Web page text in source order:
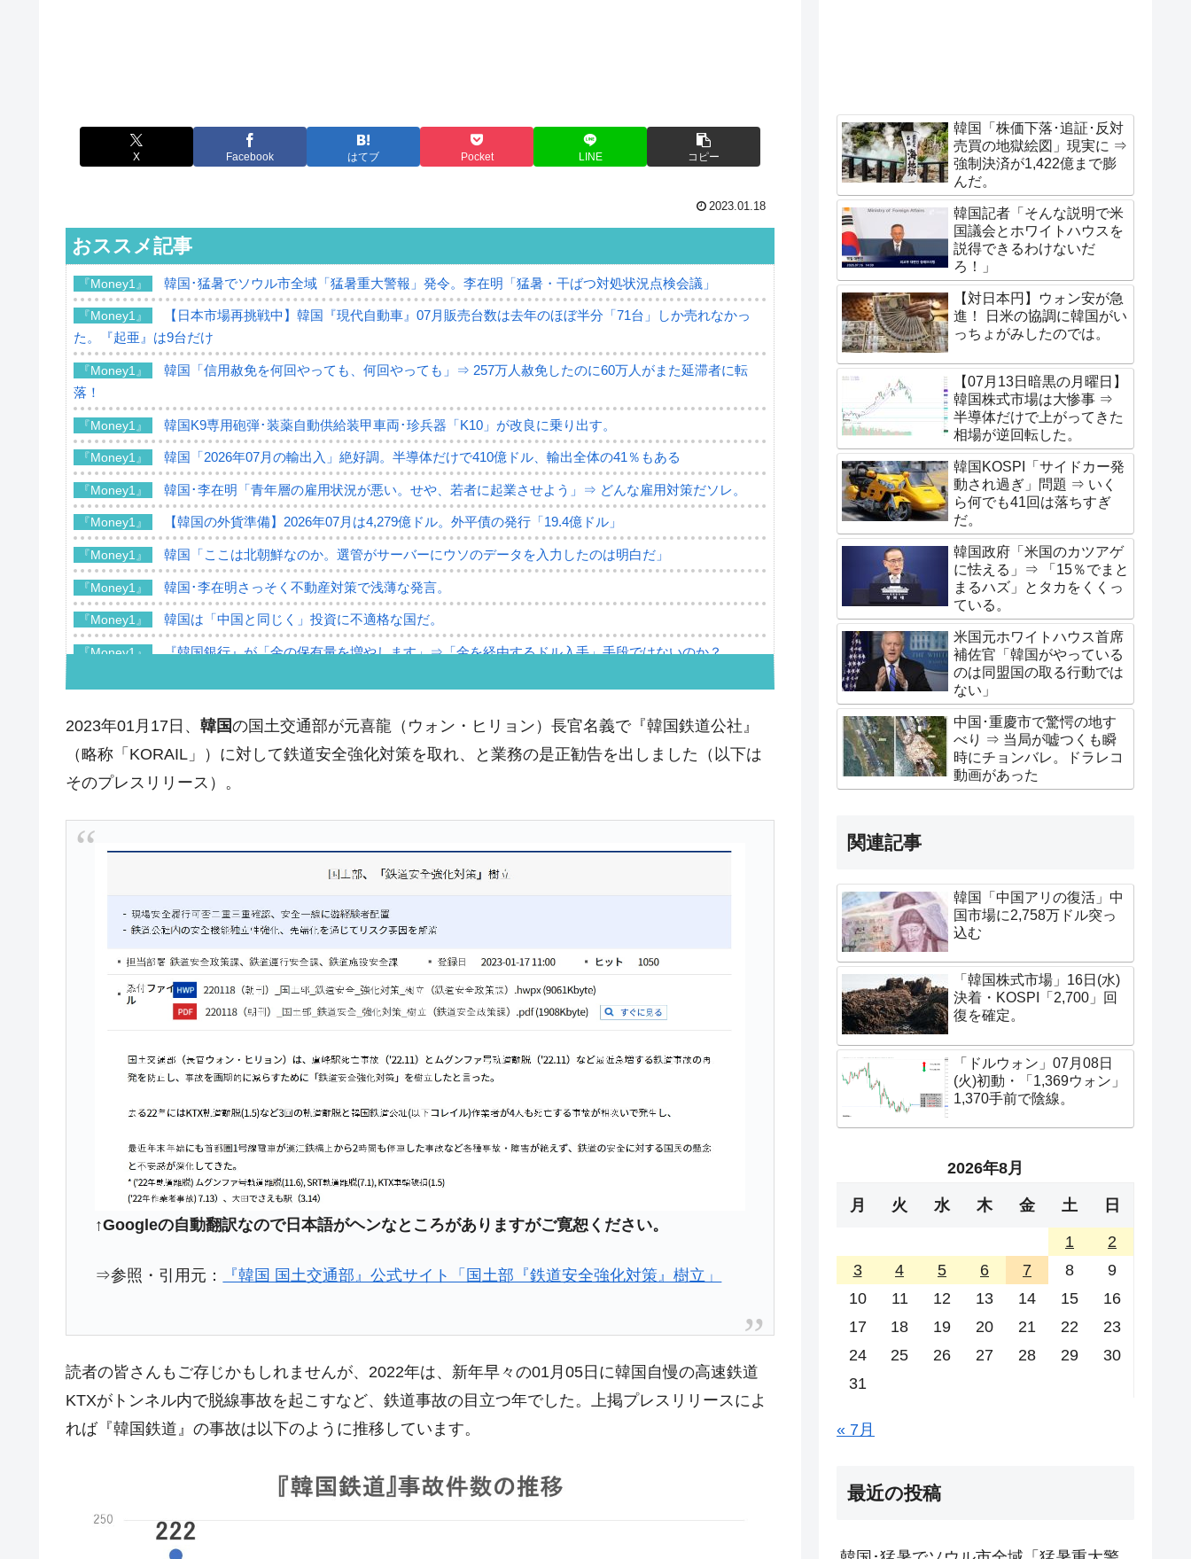
X Facebook はてブ Pocket LINE コピー
2023.01.18
おススメ記事
『Money1』 韓国･猛暑でソウル市全域「猛暑重大警報」発令。李在明「猛暑・干ばつ対処状況点検会議」
『Money1』
【日本市場再挑戦中】韓国『現代自動車』07月販売台数は去年のほぼ半分「71台」しか売れなかっ
た。『起亜』は9台だけ
『Money1』
韓国「信用赦免を何回やっても、何回やっても」⇒ 257万人赦免したのに60万人がまた延滞者に転
落！
『Money1』 韓国K9専用砲弾･装薬自動供給装甲車両･珍兵器「K10」が改良に乗り出す。
『Money1』 韓国「2026年07月の輸出入」絶好調。半導体だけで410億ドル、輸出全体の41％もある
『Money1』 韓国･李在明「青年層の雇用状況が悪い。せや、若者に起業させよう」⇒ どんな雇用対策だソレ。
『Money1』 【韓国の外貨準備】2026年07月は4,279億ドル。外平債の発行「19.4億ドル」
『Money1』 韓国「ここは北朝鮮なのか。選管がサーバーにウソのデータを入力したのは明白だ」
『Money1』 韓国･李在明さっそく不動産対策で浅薄な発言。
『Money1』 韓国は「中国と同じく」投資に不適格な国だ。
『Money1』 『韓国銀行』が「金の保有量を増やします」⇒「金を経由するドル入手」手段ではないのか？
『Money1』 韓国･帰ってきた李在明。李在明を支持しない「50.5％」に上昇
『Money1』
韓国大統領府ボンクラ政策室長が告発された ⇒ 国家が行った恐るべき株価操作であり、空前の国政
『Money1』
韓国製造業「半導体絶好調」のウラで他業種は全般的「不調」⇒ PSIが示す現況は決して良くない。
『Money1』 韓国で猛暑。南東部では干ばつ
『Money1』 韓国型イージス搭載の次世代駆逐艦「KDDX」1番艦、2032年竣工と公示
『Money1』 【対日本円】ウォン安が急進！ 日米の協調に韓国がいっちょがみしたのでは。
『Money1』
『Money1』
在韓米国大使スティールが着韓！⇒ さっそく空港に詰めかけ「出て行け！」「極右勢力」のプラカー
ドを掲げる「在韓反米勢力」
韓国政府「2035年までに18.4GW規模のAIデータセンター整備」⇒ だから無理だってば。
『Money1』 JPモルガン「韓国レバレッジETFの清算はほぼ終わった」
『Money1』 韓国『国民年金公団』株価暴落で200兆蒸発。
『Money1』 韓国政府「ニセＫ-ブランドを通報しようキャンペーン」⇒ あの名物教授も登場！
『Money1』 韓国「橋が落ちました」⇒ 耐久性「なさすぎ」では。
『Money1』
米国下院「韓国の公務員個人をターゲットにぶん殴る法案」提出！⇒ クーパン問題は合衆国企業に対
韓国ボンクラ政策室長･金容範、株価暴落に他人事のような発言。
『Money1』 韓国半導体『SKハイニックス』2026年2Qの業績「史上最高益」当期純利益は前年同期比13.4倍に。
【速報】韓国株式市場の暴落・本日07月29日(水)もサイドカー・サーキットブレイカーの二段コンボ
IT産業は人を雇用する効果は低い。全産業の半分未満しか雇用を生まない
2023年01月17日、 韓国の国土交通部が元喜龍（ウォン・ヒリョン）長官名義で『韓国鉄道公社』
（略称「KORAIL」）に対して鉄道安全強化対策を取れ、と業務の是正勧告を出しました（以下は
そのプレスリリース）。
↑Googleの自動翻訳なので日本語がヘンなところがありますがご寛恕ください。
⇒参照・引用元： 『韓国 国土交通部』公式サイト「国土部『鉄道安全強化対策』樹立」
読者の皆さんもご存じかもしれませんが、2022年は、新年早々の01月05日に韓国自慢の高速鉄道
KTXがトンネル内で脱線事故を起こすなど、鉄道事故の目立つ年でした。上掲プレスリリースによ
れば『韓国鉄道』の事故は以下のように推移しています。
韓国「株価下落･追証･反対
売買の地獄絵図」現実に ⇒
強制決済が1,422億まで膨
んだ。
韓国記者「そんな説明で米
国議会とホワイトハウスを
説得できるわけないだ
ろ！」
【対日本円】ウォン安が急
進！ 日米の協調に韓国がい
っちょがみしたのでは。
【07月13日暗黒の月曜日】
韓国株式市場は大惨事 ⇒
半導体だけで上がってきた
相場が逆回転した。
韓国KOSPI「サイドカー発
動され過ぎ」問題 ⇒ いく
ら何でも41回は落ちすぎ
だ。
韓国政府「米国のカツアゲ
に怯える」⇒ 「15％でまと
まるハズ」とタカをくくっ
ている。
米国元ホワイトハウス首席
補佐官「韓国がやっている
のは同盟国の取る行動では
ない」
中国･重慶市で驚愕の地す
べり ⇒ 当局が嘘つくも瞬
時にチョンバレ。ドラレコ
動画があった
関連記事
韓国「中国アリの復活」中
国市場に2,758万ドル突っ
込む
「韓国株式市場」16日(水)
決着・KOSPI「2,700」回
復を確定。
「ドルウォン」07月08日
(火)初動・「1,369ウォン」
1,370手前で陰線。
2026年8月
月 火 水 木 金 土 日
1
2
3
4 5 6 7 8
9
10
11 12 13 14 15
16
17
18 19 20 21 22
23
24
25 26 27 28 29
30
31
« 7月
最近の投稿